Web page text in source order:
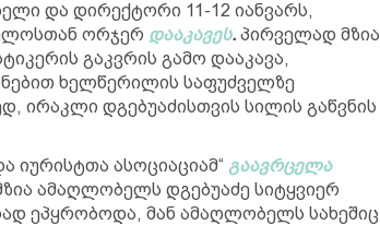
და დირექტორი 11-12 იანვარს,
ორჯერ დააკავეს. პირველად მზია
გაკვრის გამო დააკავა,
ხელწერილის საფუძველზე
ირაკლი დგებუაძისთვის სილის გაწვნის
იურისტთა ასოციაციამ“ გაავრცელა
ამაღლობელს დგებუაძე სიტყვიერ
ეპყრობოდა, მან ამაღლობელს სახეშიც